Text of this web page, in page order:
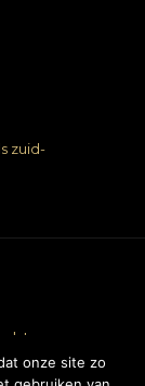
zuid-
door
onze site zo